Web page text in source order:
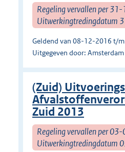
Regeling vervallen per
Uitwerkingtredingdatum
Geldend van 08-12-2016 t/
Uitgegeven door: Amsterdam
(Zuid)
Zuid 2013
Regeling vervallen per
Uitwerkingtredingdatum